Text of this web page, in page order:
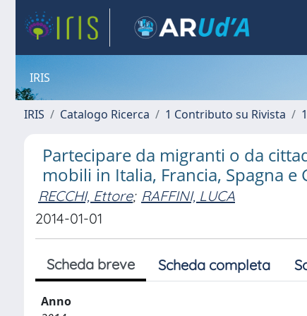
IRIS
IRIS Catalogo Ricerca 1 Contributo su Rivista
Partecipare da migranti o da
mobili in Italia, Francia, Spagna e
RECCHI, Ettore; RAFFINI, LUCA
2014-01-01
Scheda breve Scheda completa
Anno